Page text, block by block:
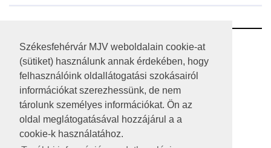
Székesfehérvár MJV weboldalain cookie-at
(sütiket) használunk annak érdekében, hogy
felhasználóink oldallátogatási szokásairól
információkat szerezhessünk, de nem
tárolunk személyes információkat. Ön az
oldal meglátogatásával hozzájárul a a
cookie-k használatához.
RSS
A HONLAP 2017.03.31-I ÁLLAPOTA
JOGI NYILATKOZAT
IMPRESSZUM